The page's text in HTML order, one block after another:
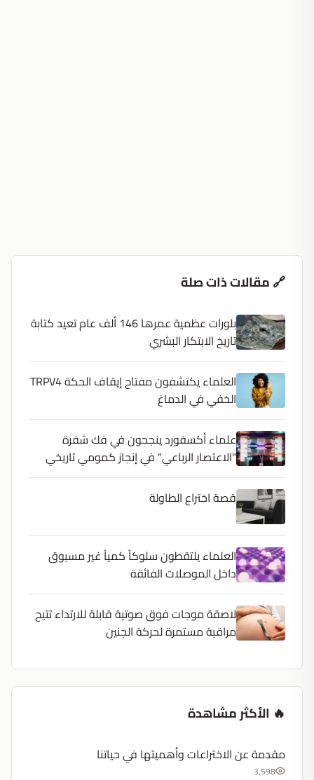
🔗 مقالات ذات صلة
بلورات عظمية عمرها 146 ألف عام تعيد كتابة
تاريخ الابتكار البشري
العلماء يكتشفون مفتاح إيقاف الحكة TRPV4
الخفي في الدماغ
علماء أكسفورد ينجحون في فك شفرة
"الاعتصار الرباعي" في إنجاز كمومي تاريخي
قصة اختراع الطاولة
العلماء يلتقطون سلوكاً كمياً غير مسبوق
داخل الموصلات الفائقة
لاصقة موجات فوق صوتية قابلة للارتداء تتيح
مراقبة مستمرة لحركة الجنين
🔥 الأكثر مشاهدة
مقدمة عن الاختراعات وأهميتها في حياتنا
3,598